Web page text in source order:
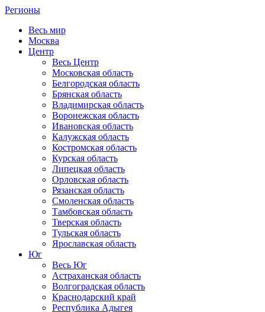
Регионы
Весь мир
Москва
Центр
Весь Центр
Московская область
Белгородская область
Брянская область
Владимирская область
Воронежская область
Ивановская область
Калужская область
Костромская область
Курская область
Липецкая область
Орловская область
Рязанская область
Смоленская область
Тамбовская область
Тверская область
Тульская область
Ярославская область
Юг
Весь Юг
Астраханская область
Волгоградская область
Краснодарский край
Республика Адыгея